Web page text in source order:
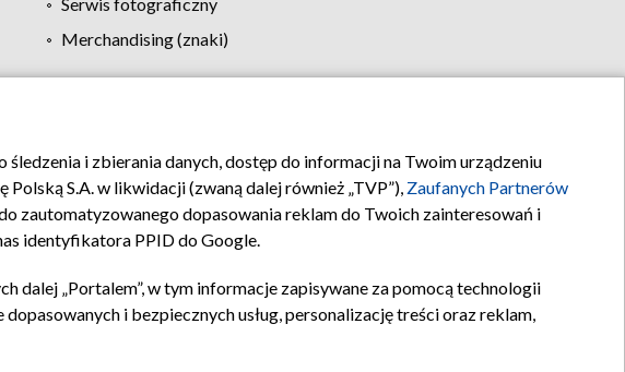
Merchandising (znaki)
Biuro reklamy Kontakt
i zbierania danych, dostęp do informacji na Twoim urządzeniu
S.A. w likwidacji (zwaną dalej również „TVP”), Zaufanych Partnerów
zautomatyzowanego dopasowania reklam do Twoich zainteresowań i
identyfikatora PPID do Google.
dalej „Portalem”, w tym informacje zapisywane za pomocą technologii
i bezpiecznych usług, personalizację treści oraz reklam,